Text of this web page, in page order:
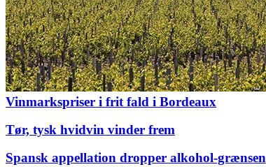
Vinmarkspriser i frit fald i Bordeaux
Tør, tysk hvidvin vinder frem
Spansk appellation dropper alkohol-grænsen